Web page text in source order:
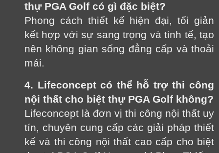
thự PGA Golf có gì đặc biệt?
Phong cách thiết kế hiện đại, tối giản
kết hợp với sự sang trọng và tinh tế, tạo
nên không gian sống đẳng cấp và thoải
mái.
4. Lifeconcept có thể hỗ trợ thi công
nội thất cho biệt thự PGA Golf không?
Lifeconcept là đơn vị thi công nội thất uy
tín, chuyên cung cấp các giải pháp thiết
kế và thi công nội thất cao cấp cho biệt